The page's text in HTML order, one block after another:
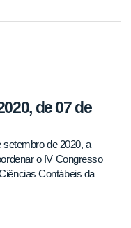
de 07 de
de 2020, a
o IV Congresso
Contábeis da